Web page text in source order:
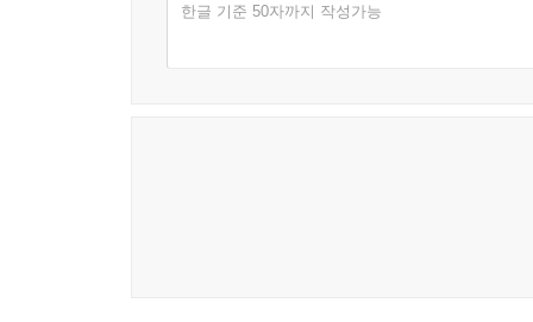
한글 기준 50자까지 작성가능